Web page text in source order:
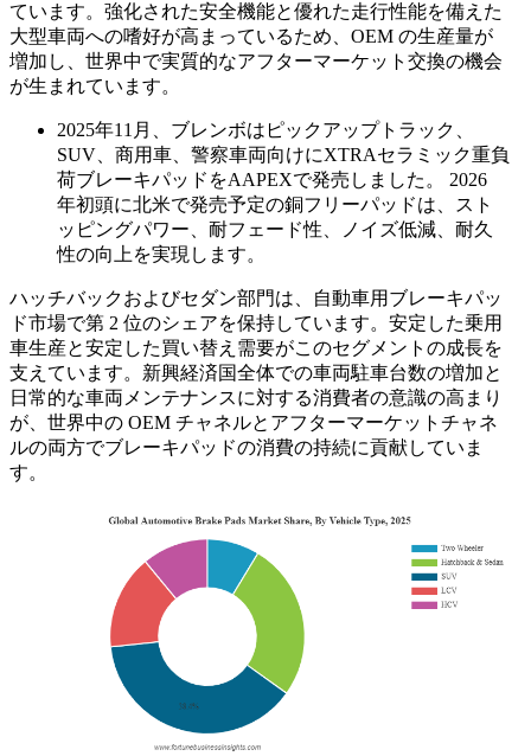
ています。強化された安全機能と優れた走行性能を備えた
大型車両への嗜好が高まっているため、OEM の生産量が
増加し、世界中で実質的なアフターマーケット交換の機会
が生まれています。
2025年11月、ブレンボはピックアップトラック、
SUV、商用車、警察車両向けにXTRAセラミック重負
荷ブレーキパッドをAAPEXで発売しました。 2026
年初頭に北米で発売予定の銅フリーパッドは、スト
ッピングパワー、耐フェード性、ノイズ低減、耐久
性の向上を実現します。
ハッチバックおよびセダン部門は、自動車用ブレーキパッ
ド市場で第 2 位のシェアを保持しています。安定した乗用
車生産と安定した買い替え需要がこのセグメントの成長を
支えています。新興経済国全体での車両駐車台数の増加と
日常的な車両メンテナンスに対する消費者の意識の高まり
が、世界中の OEM チャネルとアフターマーケットチャネ
ルの両方でブレーキパッドの消費の持続に貢献していま
す。